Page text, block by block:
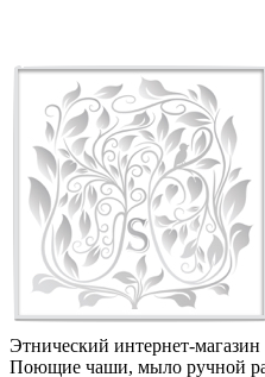
Этнический интернет-
Поющие чаши, мыло ручной